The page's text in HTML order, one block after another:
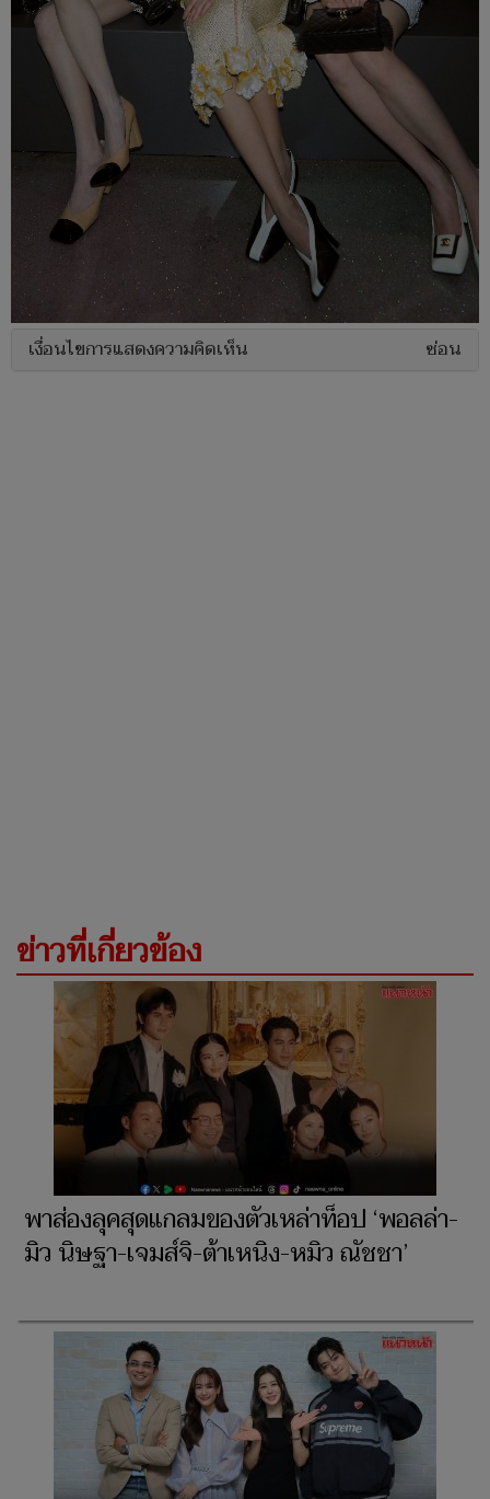
เงื่อนไขการแสดงความคิดเห็น ซ่อน
ข่าวที่เกี่ยวข้อง
พาส่องลุคสุดแกลมของตัวเหล่าท็อป ‘พอลล่า-
มิว นิษฐา-เจมส์จิ-ต้าเหนิง-หมิว ณัชชา’